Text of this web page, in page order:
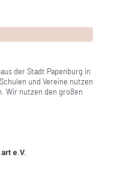
der Stadt Papenburg in
und Vereine nutzen
Wir nutzen den großen
e.V.